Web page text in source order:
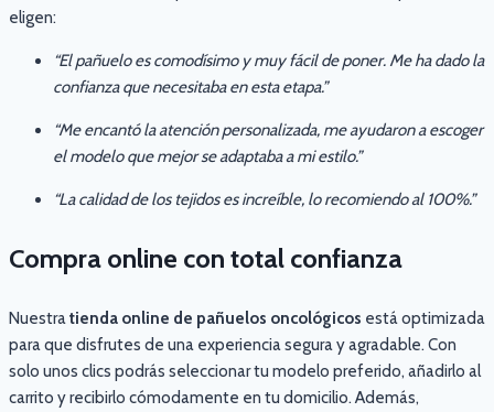
eligen:
“El pañuelo es comodísimo y muy fácil de poner. Me ha dado la
confianza que necesitaba en esta etapa.”
“Me encantó la atención personalizada, me ayudaron a escoger
el modelo que mejor se adaptaba a mi estilo.”
“La calidad de los tejidos es increíble, lo recomiendo al 100%.”
Compra online con total confianza
Nuestratienda online de pañuelos oncológicos está optimizada
para que disfrutes de una experiencia segura y agradable. Con
solo unos clics podrás seleccionar tu modelo preferido, añadirlo al
carrito y recibirlo cómodamente en tu domicilio. Además,